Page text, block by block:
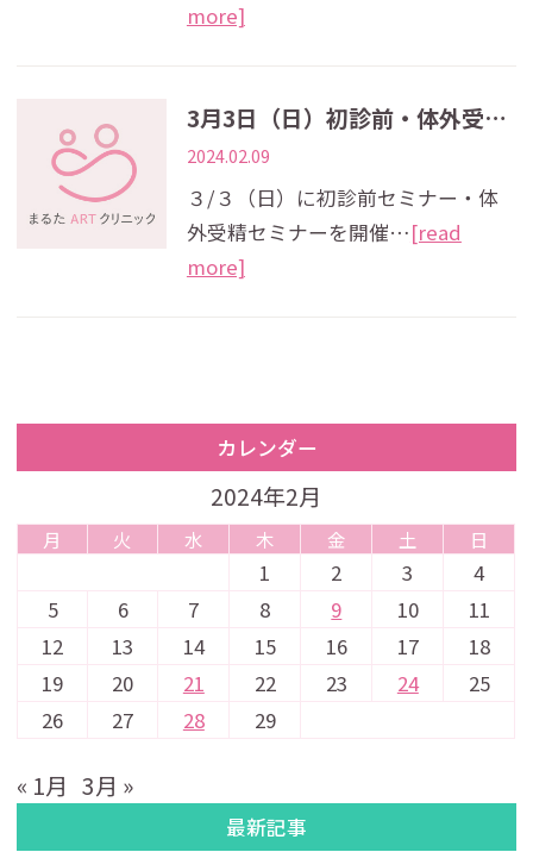
more]
3月3日（日）初診前・体外受精セミナー開催のお知らせ
2024.02.09
３/３（日）に初診前セミナー・体
外受精セミナーを開催…[read
more]
カレンダー
2024年2月
月 火 水 木 金 土 日
1 2 3
4
5
6 7 8 9 10
11
12
13 14 15 16 17
18
19
20 21 22 23 24
25
26
27 28 29
« 1月 3月 »
最新記事